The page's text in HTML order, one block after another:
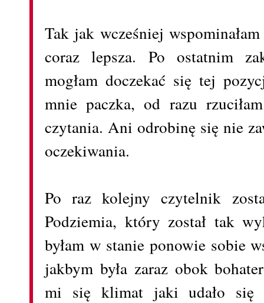
Tak jak wcześniej
coraz lepsza. Po ostatnim
mogłam doczekać się tej
mnie paczka, od razu
czytania. Ani odrobinę się nie
oczekiwania.
Po raz kolejny czytelnik
Podziemia, który został tak
byłam w stanie ponowie sobie
jakbym była zaraz obok
mi się klimat jaki udało się